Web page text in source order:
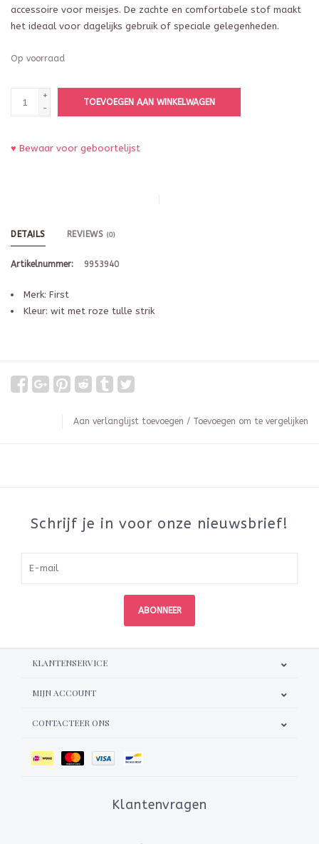
accessoire voor meisjes. De zachte en comfortabele stof maakt
het ideaal voor dagelijks gebruik of speciale gelegenheden.
Op voorraad
+
-
TOEVOEGEN AAN WINKELWAGEN
♥ Bewaar voor geboortelijst
DETAILS REVIEWS (0)
Artikelnummer: 9953940
Merk: First
Kleur: wit met roze tulle strik
Aan verlanglijst toevoegen / Toevoegen om te vergelijken
Schrijf je in voor onze nieuwsbrief!
ABONNEER
KLANTENSERVICE
MIJN ACCOUNT
CONTACTEER ONS
Klantenvragen